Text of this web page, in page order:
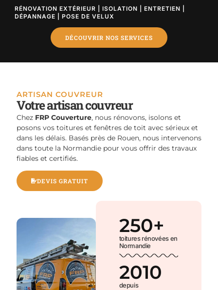
RÉNOVATION EXTÉRIEUR | ISOLATION | ENTRETIEN |
DÉPANNAGE | POSE DE VELUX
DÉCOUVRIR NOS SERVICES
toitures rénovées en
Normandie
250+
depuis
2010
ARTISAN COUVREUR
Votre artisan couvreur
Chez FRP Couverture, nous rénovons, isolons et
posons vos toitures et fenêtres de toit avec sérieux et
dans les délais. Basés près de Rouen, nous intervenons
dans toute la Normandie pour vous offrir des travaux
fiables et certifiés.
DEVIS GRATUIT